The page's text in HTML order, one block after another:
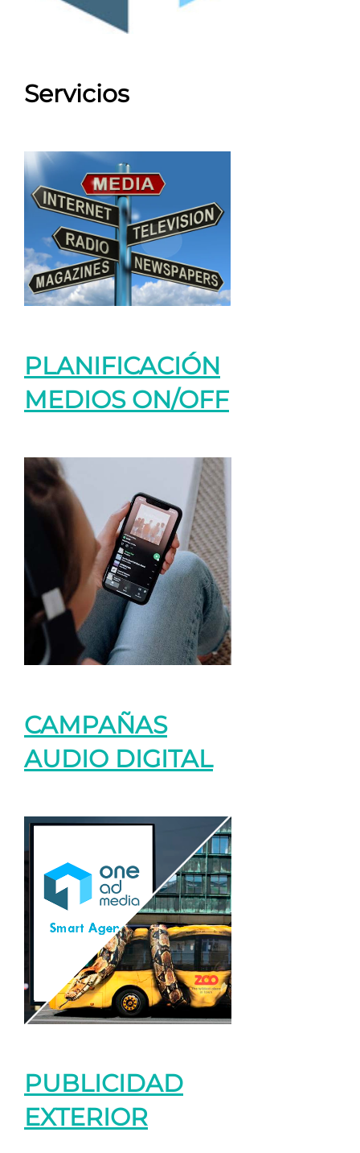
Servicios
PLANIFICACIÓN
MEDIOS ON/OFF
CAMPAÑAS
AUDIO DIGITAL
PUBLICIDAD
EXTERIOR